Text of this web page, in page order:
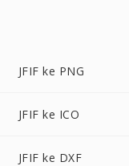
JFIF ke PNG
JFIF ke ICO
JFIF ke DXF